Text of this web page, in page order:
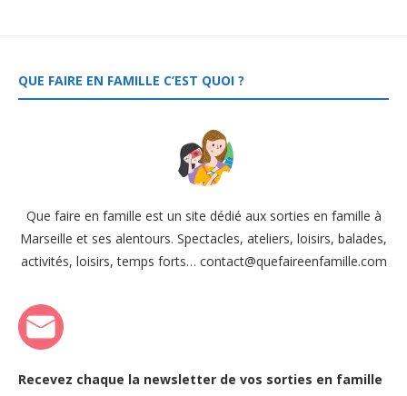
QUE FAIRE EN FAMILLE C’EST QUOI ?
Que faire en famille est un site dédié aux sorties en famille à
Marseille et ses alentours. Spectacles, ateliers, loisirs, balades,
activités, loisirs, temps forts… contact@quefaireenfamille.com
Recevez chaque la newsletter de vos sorties en famille